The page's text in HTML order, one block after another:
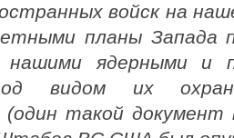
войск на
планы Запада
ядерными и
видом их
такой документ